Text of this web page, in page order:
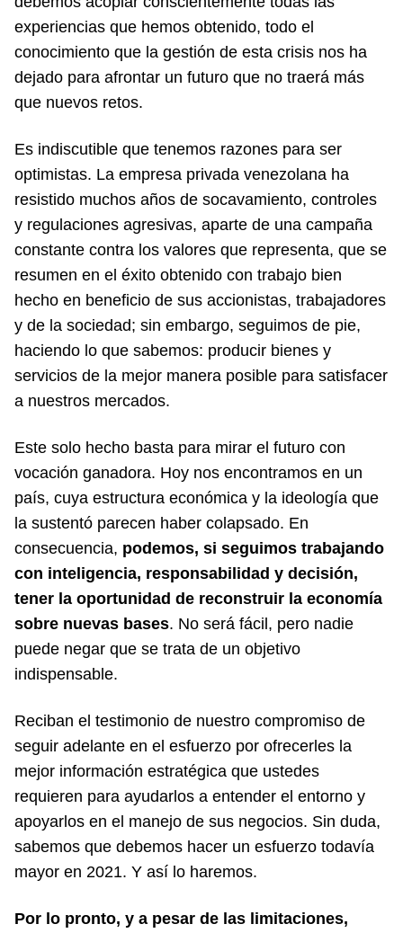
experiencias que hemos obtenido, todo el
conocimiento que la gestión de esta crisis nos ha
dejado para afrontar un futuro que no traerá más
que nuevos retos.
Es indiscutible que tenemos razones para ser
optimistas. La empresa privada venezolana ha
resistido muchos años de socavamiento, controles
y regulaciones agresivas, aparte de una campaña
constante contra los valores que representa, que se
resumen en el éxito obtenido con trabajo bien
hecho en beneficio de sus accionistas, trabajadores
y de la sociedad; sin embargo, seguimos de pie,
haciendo lo que sabemos: producir bienes y
servicios de la mejor manera posible para satisfacer
a nuestros mercados.
Este solo hecho basta para mirar el futuro con
vocación ganadora. Hoy nos encontramos en un
país, cuya estructura económica y la ideología que
la sustentó parecen haber colapsado. En
consecuencia, podemos, si seguimos trabajando
con inteligencia, responsabilidad y decisión,
tener la oportunidad de reconstruir la economía
sobre nuevas bases. No será fácil, pero nadie
puede negar que se trata de un objetivo
indispensable.
Reciban el testimonio de nuestro compromiso de
seguir adelante en el esfuerzo por ofrecerles la
mejor información estratégica que ustedes
requieren para ayudarlos a entender el entorno y
apoyarlos en el manejo de sus negocios. Sin duda,
sabemos que debemos hacer un esfuerzo todavía
mayor en 2021. Y así lo haremos.
Por lo pronto, y a pesar de las limitaciones,